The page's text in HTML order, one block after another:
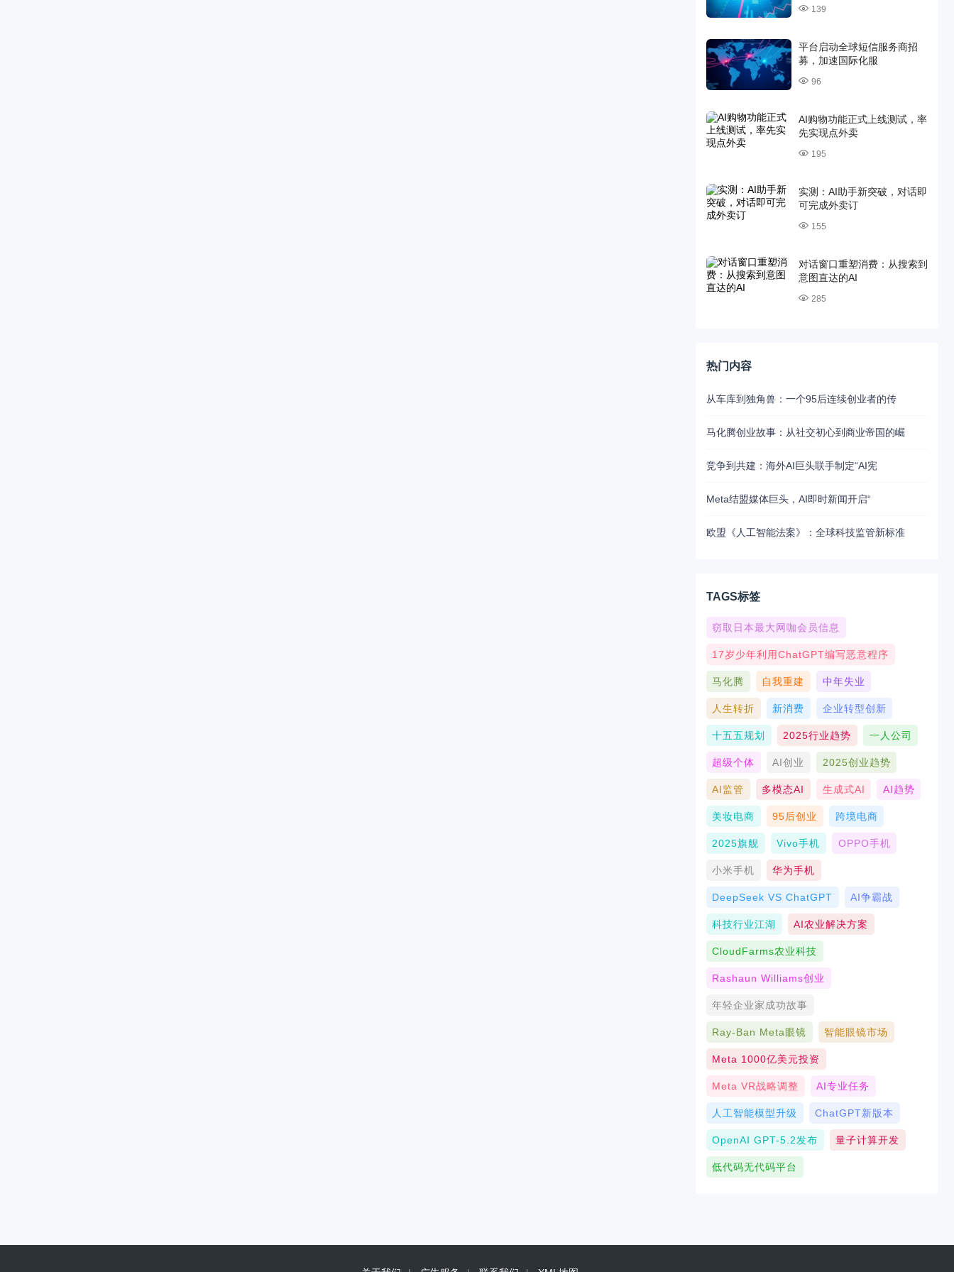
139
平台启动全球短信服务商招
募，加速国际化服
96
AI购物功能正式上线测试，率
先实现点外卖
195
实测：AI助手新突破，对话即
可完成外卖订
155
对话窗口重塑消费：从搜索到
意图直达的AI
285
热门内容
从车库到独角兽：一个95后连续创业者的传
马化腾创业故事：从社交初心到商业帝国的崛
竞争到共建：海外AI巨头联手制定“AI宪
Meta结盟媒体巨头，AI即时新闻开启“
欧盟《人工智能法案》：全球科技监管新标准
TAGS标签
窃取日本最大网咖会员信息
17岁少年利用ChatGPT编写恶意程序
马化腾 自我重建 中年失业
人生转折 新消费 企业转型创新
十五五规划 2025行业趋势 一人公司
超级个体 AI创业 2025创业趋势
AI监管 多模态AI 生成式AI AI趋势
美妆电商 95后创业 跨境电商
2025旗舰 Vivo手机 OPPO手机
小米手机 华为手机
DeepSeek VS ChatGPT AI争霸战
科技行业江湖 AI农业解决方案
CloudFarms农业科技
Rashaun Williams创业
年轻企业家成功故事
Ray-Ban Meta眼镜 智能眼镜市场
Meta 1000亿美元投资
Meta VR战略调整 AI专业任务
人工智能模型升级 ChatGPT新版本
OpenAI GPT-5.2发布 量子计算开发
低代码无代码平台